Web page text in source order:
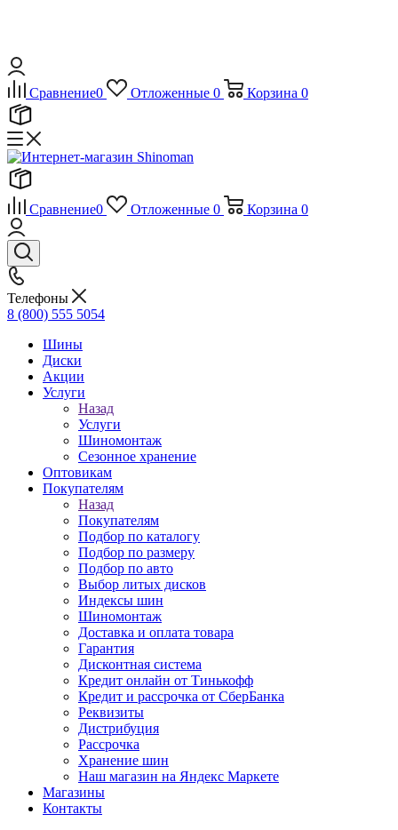
Сравнение0 Отложенные 0 Корзина 0
Сравнение0 Отложенные 0 Корзина 0
Телефоны
8 (800) 555 5054
Шины
Диски
Акции
Услуги
Назад
Услуги
Шиномонтаж
Сезонное хранение
Оптовикам
Покупателям
Назад
Покупателям
Подбор по каталогу
Подбор по размеру
Подбор по авто
Выбор литых дисков
Индексы шин
Шиномонтаж
Доставка и оплата товара
Гарантия
Дисконтная система
Кредит онлайн от Тинькофф
Кредит и рассрочка от СберБанка
Реквизиты
Дистрибуция
Рассрочка
Хранение шин
Наш магазин на Яндекс Маркете
Магазины
Контакты